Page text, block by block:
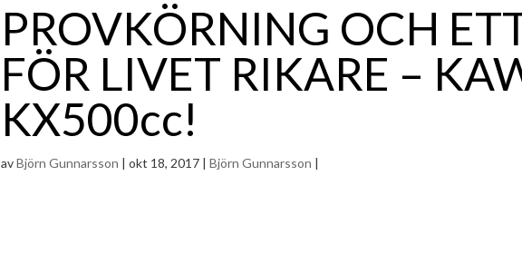
PROVKÖRNING OCH
FÖR LIVET RIKARE –
KX500cc!
avBjörn Gunnarsson | okt 18, 2017 | Björn Gunnarsson |